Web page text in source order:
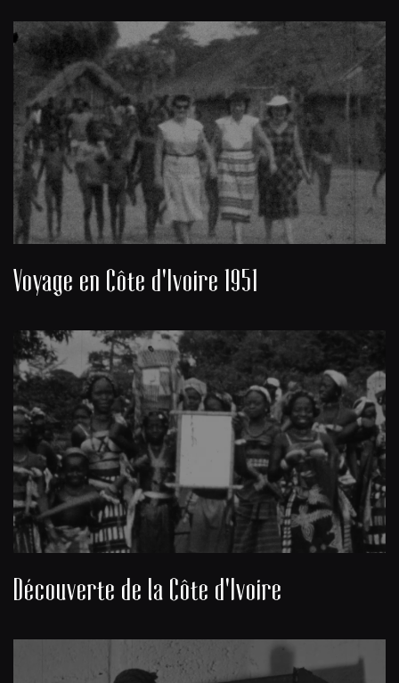
Voyage en Côte d'Ivoire 1951
Découverte de la Côte d'Ivoire